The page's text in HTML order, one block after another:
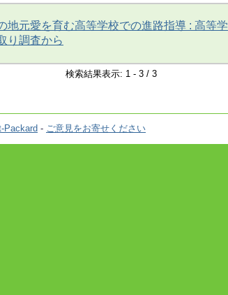
地元愛を育む高等学校での進路指導 : 高等学
り調査から
検索結果表示: 1 - 3 / 3
Packard - ご意見をお寄せください